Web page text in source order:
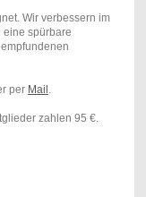
Wir verbessern im
spürbare
per Mail
zahlen 95 €.